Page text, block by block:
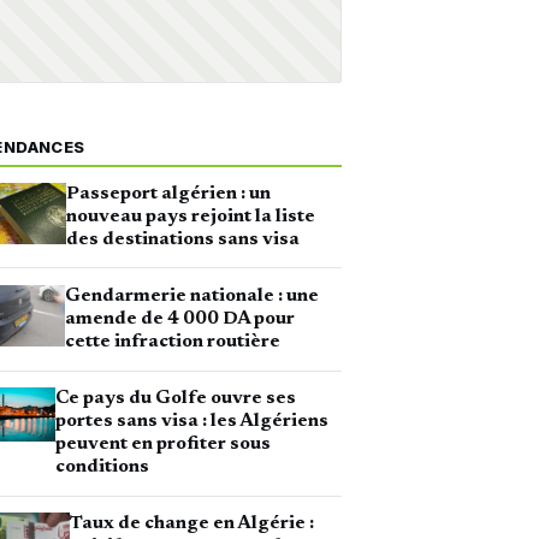
Passeport algérien : un
nouveau pays rejoint la liste
des destinations sans visa
Gendarmerie nationale : une
amende de 4 000 DA pour
cette infraction routière
Ce pays du Golfe ouvre ses
portes sans visa : les Algériens
peuvent en profiter sous
conditions
Taux de change en Algérie :